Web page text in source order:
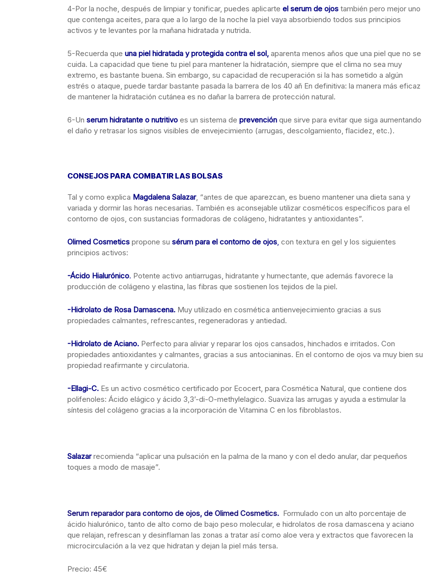
4-Por la noche, después de limpiar y tonificar, puedes aplicarte el serum de ojos también pero mejor uno
que contenga aceites, para que a lo largo de la noche la piel vaya absorbiendo todos sus principios
activos y te levantes por la mañana hidratada y nutrida.
5-Recuerda que una piel hidratada y protegida contra el sol, aparenta menos años que una piel que no se
cuida. La capacidad que tiene tu piel para mantener la hidratación, siempre que el clima no sea muy
extremo, es bastante buena. Sin embargo, su capacidad de recuperación si la has sometido a algún
estrés o ataque, puede tardar bastante pasada la barrera de los 40 añ En definitiva: la manera más eficaz
de mantener la hidratación cutánea es no dañar la barrera de protección natural.
6-Un serum hidratante o nutritivo es un sistema de prevención que sirve para evitar que siga aumentando
el daño y retrasar los signos visibles de envejecimiento (arrugas, descolgamiento, flacidez, etc.).
CONSEJOS PARA COMBATIR LAS BOLSAS
Tal y como explica Magdalena Salazar, “antes de que aparezcan, es bueno mantener una dieta sana y
variada y dormir las horas necesarias. También es aconsejable utilizar cosméticos específicos para el
contorno de ojos, con sustancias formadoras de colágeno, hidratantes y antioxidantes”.
Olimed Cosmetics propone su sérum para el contorno de ojos, con textura en gel y los siguientes
principios activos:
-Ácido Hialurónico. Potente activo antiarrugas, hidratante y humectante, que además favorece la
producción de colágeno y elastina, las fibras que sostienen los tejidos de la piel.
-Hidrolato de Rosa Damascena. Muy utilizado en cosmética antienvejecimiento gracias a sus
propiedades calmantes, refrescantes, regeneradoras y antiedad.
-Hidrolato de Aciano. Perfecto para aliviar y reparar los ojos cansados, hinchados e irritados. Con
propiedades antioxidantes y calmantes, gracias a sus antocianinas. En el contorno de ojos va muy bien su
propiedad reafirmante y circulatoria.
-Ellagi-C. Es un activo cosmético certificado por Ecocert, para Cosmética Natural, que contiene dos
polifenoles: Ácido elágico y ácido 3,3’-di-O-methylelagico. Suaviza las arrugas y ayuda a estimular la
síntesis del colágeno gracias a la incorporación de Vitamina C en los fibroblastos.
Salazar recomienda “aplicar una pulsación en la palma de la mano y con el dedo anular, dar pequeños
toques a modo de masaje”.
Serum reparador para contorno de ojos, de Olimed Cosmetics. Formulado con un alto porcentaje de
ácido hialurónico, tanto de alto como de bajo peso molecular, e hidrolatos de rosa damascena y aciano
que relajan, refrescan y desinflaman las zonas a tratar así como aloe vera y extractos que favorecen la
microcirculación a la vez que hidratan y dejan la piel más tersa.
Precio: 45€